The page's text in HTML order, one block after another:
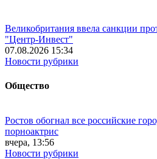
Великобритания ввела санкции
"Центр-Инвест"
07.08.2026 15:34
Новости рубрики
Общество
Ростов обогнал все российские
порноактрис
вчера, 13:56
Новости рубрики